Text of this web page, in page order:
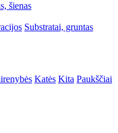
šienas
Substratai, gruntas
Katės Kita Paukščiai